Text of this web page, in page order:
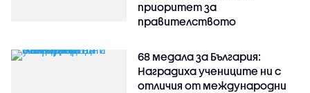
приоритет за
правителството
68 медала за България:
Наградиха учениците ни с
отличия от международни